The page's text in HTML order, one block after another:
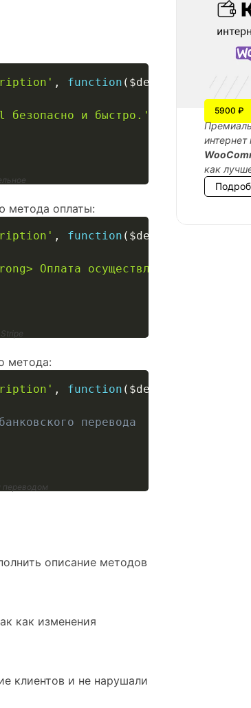
, function ( $description ,
безопасно и быстро.'
метода оплаты:
, function ( $description
Оплата осуществляется через
метода:
, function ( $description
перевода
переводом
описание методов
как изменения
клиентов и не нарушали
5900 ₽
как